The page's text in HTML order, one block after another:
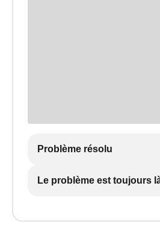
Problème résolu
Le problème est toujours